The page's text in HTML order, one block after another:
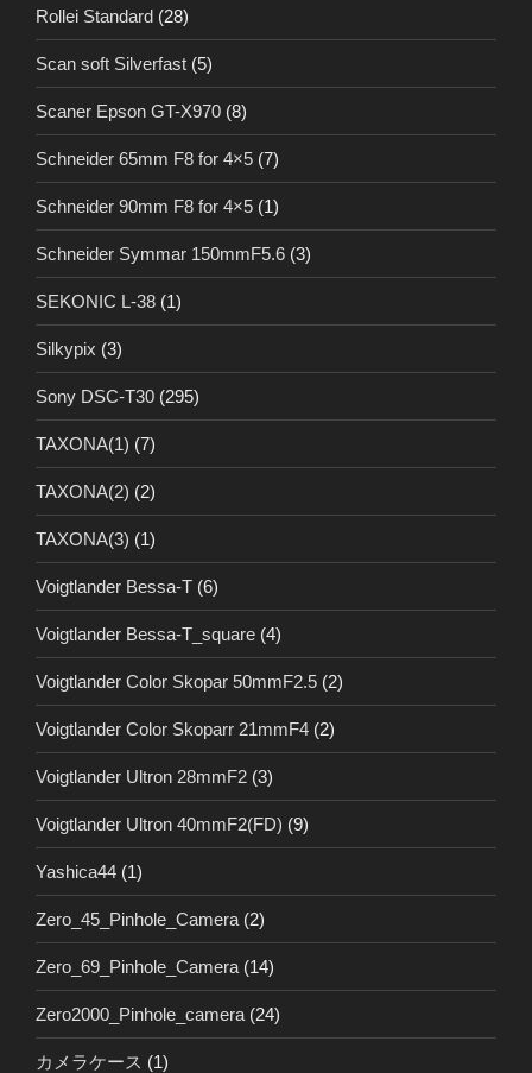
Rollei Standard (28)
Scan soft Silverfast (5)
Scaner Epson GT-X970 (8)
Schneider 65mm F8 for 4×5 (7)
Schneider 90mm F8 for 4×5 (1)
Schneider Symmar 150mmF5.6 (3)
SEKONIC L-38 (1)
Silkypix (3)
Sony DSC-T30 (295)
TAXONA(1) (7)
TAXONA(2) (2)
TAXONA(3) (1)
Voigtlander Bessa-T (6)
Voigtlander Bessa-T_square (4)
Voigtlander Color Skopar 50mmF2.5 (2)
Voigtlander Color Skoparr 21mmF4 (2)
Voigtlander Ultron 28mmF2 (3)
Voigtlander Ultron 40mmF2(FD) (9)
Yashica44 (1)
Zero_45_Pinhole_Camera (2)
Zero_69_Pinhole_Camera (14)
Zero2000_Pinhole_camera (24)
カメラケース (1)